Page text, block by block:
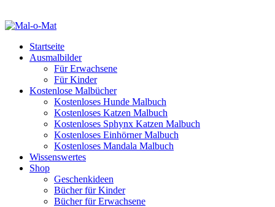
Startseite
Ausmalbilder
Für Erwachsene
Für Kinder
Kostenlose Malbücher
Kostenloses Hunde Malbuch
Kostenloses Katzen Malbuch
Kostenloses Sphynx Katzen Malbuch
Kostenloses Einhörner Malbuch
Kostenloses Mandala Malbuch
Wissenswertes
Shop
Geschenkideen
Bücher für Kinder
Bücher für Erwachsene